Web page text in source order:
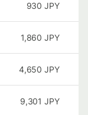
930 JPY
1,860 JPY
4,650 JPY
9,301 JPY